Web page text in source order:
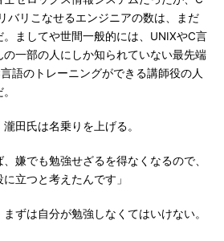
バリこなせるエンジニアの数は、まだ
ましてや世間一般的には、UNIXやC言
一部の人にしか知られていない最先端
語のトレーニングができる講師役の人
田氏は名乗りを上げる。
嫌でも勉強せざるを得なくなるので、
立つと考えたんです」
ずは自分が勉強しなくてはいけない。